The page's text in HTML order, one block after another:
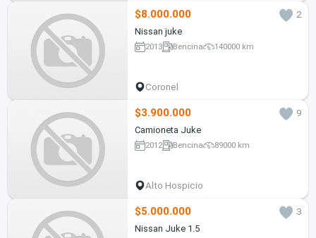
$8.000.000
2
Nissan juke
2013 Bencina 140000 km
Coronel
$3.900.000
9
Camioneta Juke
2012 Bencina 89000 km
Alto Hospicio
$5.000.000
3
Nissan Juke 1.5